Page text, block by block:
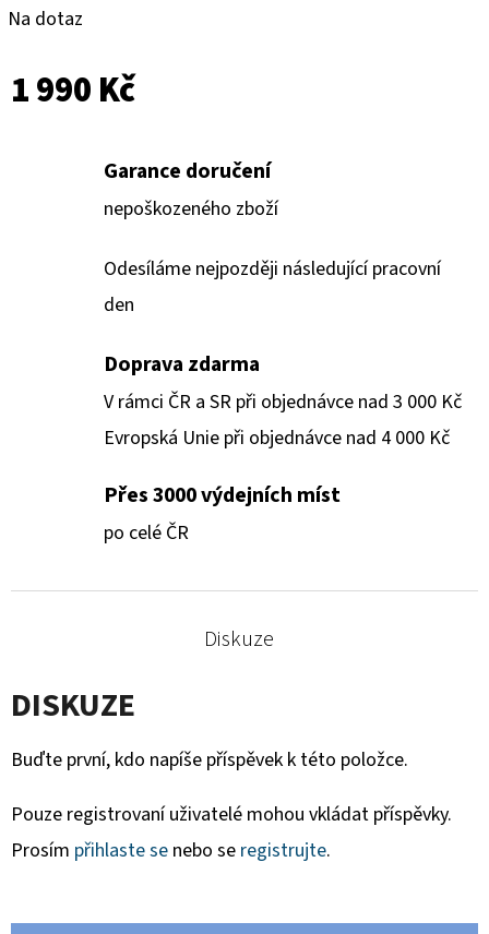
Na dotaz
1 990 Kč
Garance doručení
nepoškozeného zboží
Odesíláme nejpozději následující pracovní
den
Doprava zdarma
V rámci ČR a SR při objednávce nad 3 000 Kč
Evropská Unie při objednávce nad 4 000 Kč
Přes 3000 výdejních míst
po celé ČR
Diskuze
DISKUZE
Buďte první, kdo napíše příspěvek k této položce.
Pouze registrovaní uživatelé mohou vkládat příspěvky.
Prosím přihlaste se nebo se registrujte.